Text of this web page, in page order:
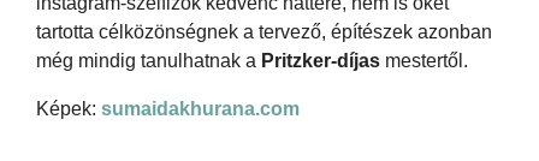
tartotta célközönségnek a tervező, építészek azonban
még mindig tanulhatnak a Pritzker-díjas mestertől.
Képek: sumaidakhurana.com